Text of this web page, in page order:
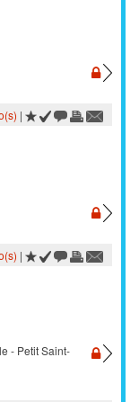
|
|
- Petit Saint-